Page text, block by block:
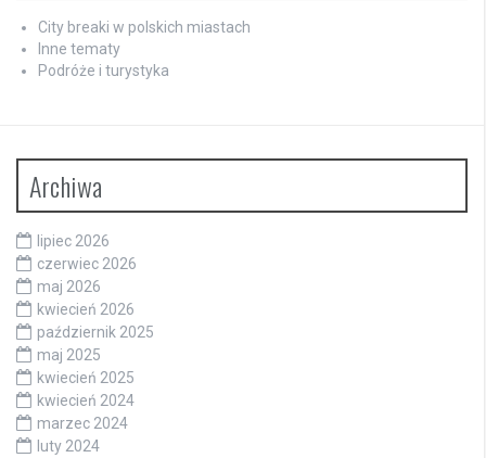
City breaki w polskich miastach
Inne tematy
Podróże i turystyka
Archiwa
lipiec 2026
czerwiec 2026
maj 2026
kwiecień 2026
październik 2025
maj 2025
kwiecień 2025
kwiecień 2024
marzec 2024
luty 2024